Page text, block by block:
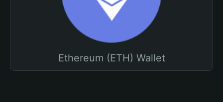
Ethereum (ETH) Wallet